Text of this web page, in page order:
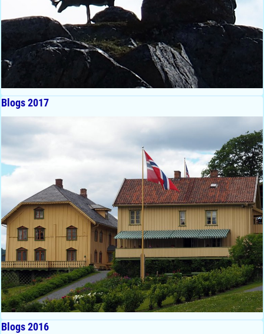
Blogs 2017
Blogs 2016